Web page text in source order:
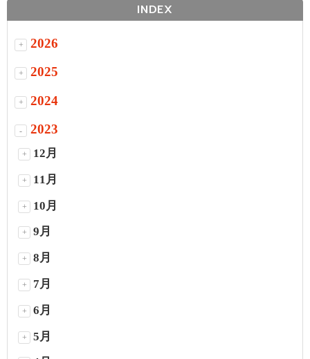
INDEX
+ 2026
+ 2025
+ 2024
- 2023
+ 12月
+ 11月
+ 10月
+ 9月
+ 8月
+ 7月
+ 6月
+ 5月